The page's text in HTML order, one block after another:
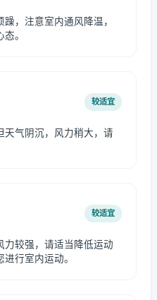
，注意室内通风降温，
。
较适宜
天气阴沉，风力稍大，请
较适宜
力较强，请适当降低运动
行室内运动。